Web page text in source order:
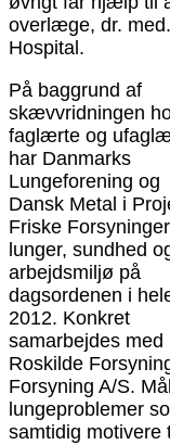
overlæge, dr.
Hospital.
På baggrund af
skævvridningen
faglærte og
har Danmarks
Lungeforening og
Dansk Metal i
Friske
lunger, sundhed
arbejdsmiljø på
dagsordenen i
2012. Konkret
samarbejdes med
Roskilde
Forsyning A/S.
lungeproblemer
samtidig motivere